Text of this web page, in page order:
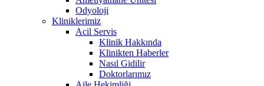
Odyoloji
Kliniklerimiz
Acil Servis
Klinik Hakkında
Klinikten Haberler
Nasıl Gidilir
Doktorlarımız